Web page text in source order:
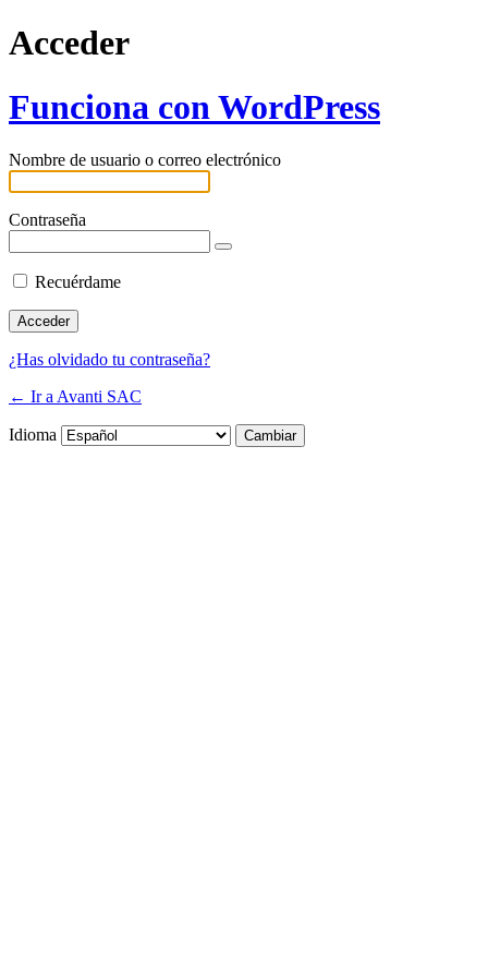
Acceder
Funciona con WordPress
Nombre de usuario o correo electrónico
Contraseña
Recuérdame
¿Has olvidado tu contraseña?
← Ir a Avanti SAC
Idioma